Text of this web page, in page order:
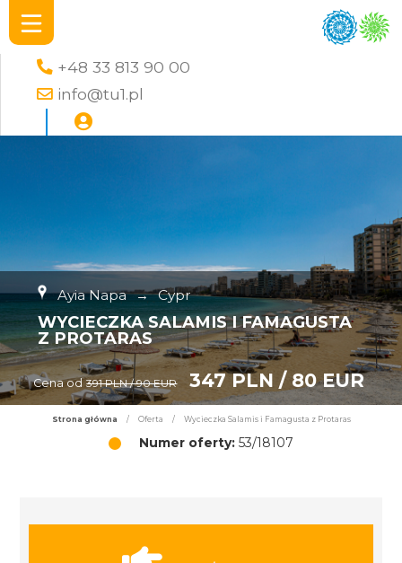
+48 33 813 90 00
info@tu1.pl
Ayia Napa → Cypr
WYCIECZKA SALAMIS I FAMAGUSTA
Z PROTARAS
Cena od 391 PLN / 90 EUR 347 PLN / 80 EUR
Strona główna / Oferta / Wycieczka Salamis i Famagusta z Protaras
Numer oferty: 53/18107